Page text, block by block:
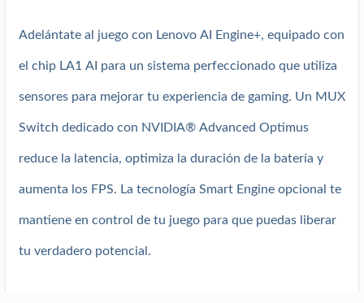
Adelántate al juego con Lenovo AI Engine+, equipado con
el chip LA1 AI para un sistema perfeccionado que utiliza
sensores para mejorar tu experiencia de gaming. Un MUX
Switch dedicado con NVIDIA® Advanced Optimus
reduce la latencia, optimiza la duración de la batería y
aumenta los FPS. La tecnología Smart Engine opcional te
mantiene en control de tu juego para que puedas liberar
tu verdadero potencial.